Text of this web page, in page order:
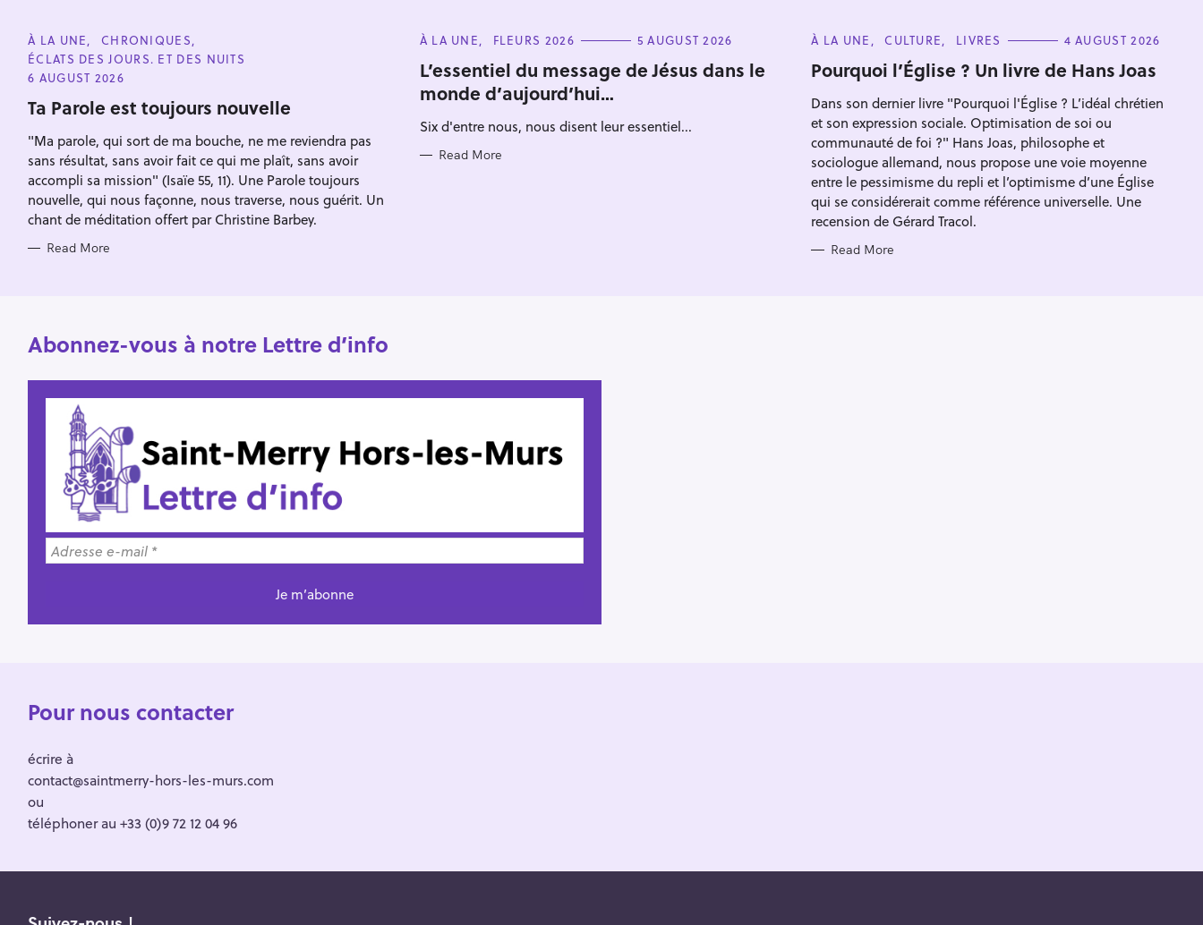
C
A
T
E
O
R
E
S
À LA UNE
CHRONIQUES
ÉCLATS DES JOURS. ET DES NUITS
6 AUGUST 2026
Ta Parole est toujours nouvelle
"Ma parole, qui sort de ma bouche, ne me reviendra pas
sans résultat, sans avoir fait ce qui me plaît, sans avoir
accompli sa mission" (Isaïe 55, 11). Une Parole toujours
nouvelle, qui nous façonne, nous traverse, nous guérit. Un
chant de méditation offert par Christine Barbey.
Read More
C
T
E
G
O
I
S
À LA UNE FLEURS 2026 5 AUGUST 2026
L’essentiel du message de Jésus dans le
monde d’aujourd’hui…
Six d'entre nous, nous disent leur essentiel...
Read More
C
T
E
O
R
I
E
S
À LA UNE CULTURE LIVRES 4 AUGUST 2026
Pourquoi l’Église ? Un livre de Hans Joas
Dans son dernier livre "Pourquoi l'Église ? L’idéal chrétien
et son expression sociale. Optimisation de soi ou
communauté de foi ?" Hans Joas, philosophe et
sociologue allemand, nous propose une voie moyenne
entre le pessimisme du repli et l’optimisme d’une Église
qui se considérerait comme référence universelle. Une
recension de Gérard Tracol.
Read More
Abonnez-vous à notre Lettre d’info
Pour nous contacter
écrire à
contact@saintmerry-hors-les-murs.com
ou
téléphoner au +33 (0)9 72 12 04 96
a
r
h
f
o
r
: